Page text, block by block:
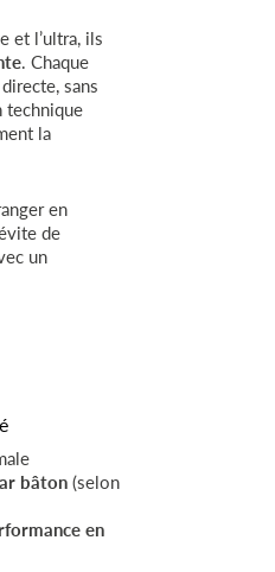
et l’ultra, ils
. Chaque
sans
technique
la
en
de
un
bâton(selon
en